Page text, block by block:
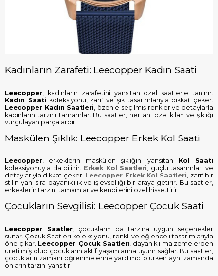
Kadınların Zarafeti: Leecopper Kadın Saati
Leecopper , kadınların zarafetini yansıtan özel saatlerle tanınır.
Kadın Saati koleksiyonu, zarif ve şık tasarımlarıyla dikkat çeker.
Leecopper Kadın Saatleri , özenle seçilmiş renkler ve detaylarla
kadınların tarzını tamamlar. Bu saatler, her anı özel kılan ve şıklığı
vurgulayan parçalardır.
Maskülen Şıklık: Leecopper Erkek Kol Saati
Leecopper, erkeklerin maskülen şıklığını yansıtan Kol Saati
koleksiyonuyla da bilinir. Erkek Kol Saatleri, güçlü tasarımları ve
detaylarıyla dikkat çeker. Leecopper Erkek Kol Saatleri, zarif bir
stilin yanı sıra dayanıklılık ve işlevselliği bir araya getirir. Bu saatler,
erkeklerin tarzını tamamlar ve kendilerini özel hissettirir.
Çocukların Sevgilisi: Leecopper Çocuk Saati
Leecopper Saatler , çocukların da tarzına uygun seçenekler
sunar. Çocuk Saatleri koleksiyonu, renkli ve eğlenceli tasarımlarıyla
öne çıkar. Leecopper Çocuk Saatleri, dayanıklı malzemelerden
üretilmiş olup çocukların aktif yaşamlarına uyum sağlar. Bu saatler,
çocukların zamanı öğrenmelerine yardımcı olurken aynı zamanda
onların tarzını yansıtır.